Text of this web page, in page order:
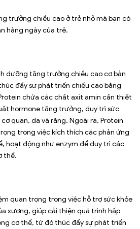
trưởng chiều cao ở trẻ nhỏ mà bạn có
hàng ngày của trẻ.
dưỡng tăng trưởng chiều cao cơ bản
đẩy sự phát triển chiều cao bằng
chứa các chất axit amin cần thiết
hormone tăng trưởng, duy trì sức
quan, da và răng. Ngoài ra, Protein
trong việc kích thích các phản ứng
hoạt động như enzym để duy trì các
thể.
quan trọng trong việc hỗ trợ sức khỏe
xương, giúp cải thiện quá trình hấp
cơ thể, từ đó thúc đẩy sự phát triển